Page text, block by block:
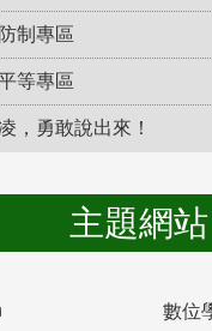
制專區
等專區
，勇敢說出來！
主題網站
數位